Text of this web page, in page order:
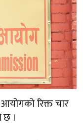
आयोगको रिक्त चार
छ ।